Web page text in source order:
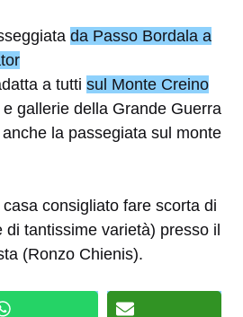
da Passo Bordala a
a tutti sul Monte Creino
gallerie della Grande Guerra
la passegiata sul monte
consigliato fare scorta di
tantissime varietà) presso il
(Ronzo Chienis).